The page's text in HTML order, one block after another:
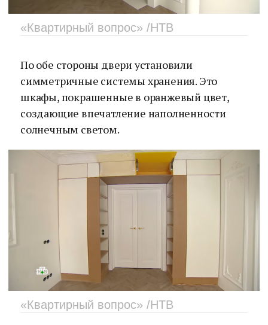
«Квартирный вопрос» /НТВ
По обе стороны двери установили
симметричные системы хранения. Это
шкафы, покрашенные в оранжевый цвет,
создающие впечатление наполненности
солнечным светом.
«Квартирный вопрос» /НТВ